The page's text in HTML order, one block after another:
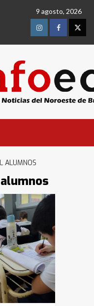
9 agosto, 2026
InstagramFacebook
ALUMNOS
Identidad de los
pampeanos que fueron
protagonistas del
en la mañana del lunes
Accidente en Ruta 5:
joven de Trenque